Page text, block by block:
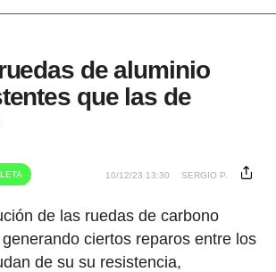
de aluminio
que las de
10/12/23 13:30 SERGIO P.
de las ruedas de carbono
ciertos reparos entre los
de su su resistencia,